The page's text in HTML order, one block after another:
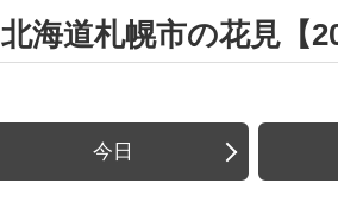
北海道札幌市の花見【
今日